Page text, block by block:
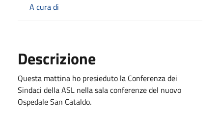
A cura di
Descrizione
Questa mattina ho presieduto la Conferenza dei
Sindaci della ASL nella sala conferenze del nuovo
Ospedale San Cataldo.